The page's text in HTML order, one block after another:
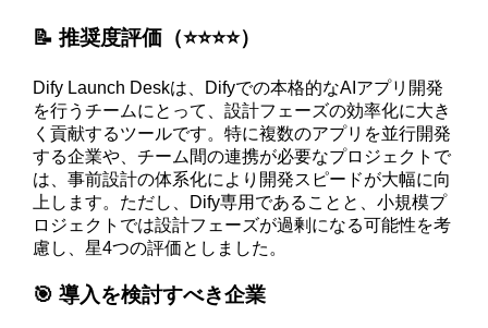
📝 推奨度評価（⭐️⭐️⭐️⭐️）
Dify Launch Deskは、Difyでの本格的なAIアプリ開発
を行うチームにとって、設計フェーズの効率化に大き
く貢献するツールです。特に複数のアプリを並行開発
する企業や、チーム間の連携が必要なプロジェクトで
は、事前設計の体系化により開発スピードが大幅に向
上します。ただし、Dify専用であることと、小規模プ
ロジェクトでは設計フェーズが過剰になる可能性を考
慮し、星4つの評価としました。
🎯 導入を検討すべき企業